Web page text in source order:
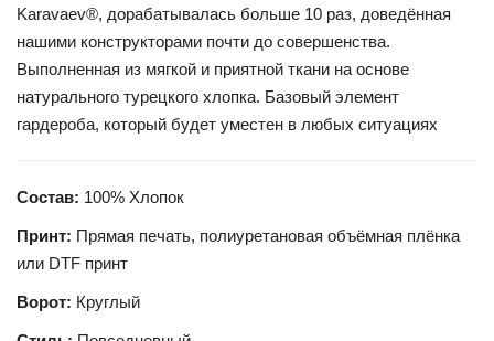
Karavaev®, дорабатывалась больше 10 раз, доведённая
нашими конструкторами почти до совершенства.
Выполненная из мягкой и приятной ткани на основе
натурального турецкого хлопка. Базовый элемент
гардероба, который будет уместен в любых ситуациях
Состав: 100% Хлопок
Принт: Прямая печать, полиуретановая объёмная плёнка
или DTF принт
Ворот: Круглый